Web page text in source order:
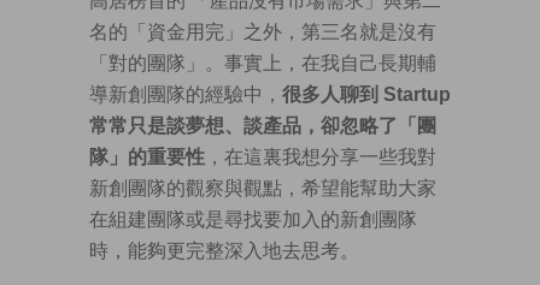
名的「資金用完」之外，第三名就是沒有
「對的團隊」。事實上，在我自己長期輔
導新創團隊的經驗中， 很多人聊到 Startup
常常只是談夢想、談產品，卻忽略了「團
隊」的重要性 ，在這裏我想分享一些我對
新創團隊的觀察與觀點，希望能幫助大家
在組建團隊或是尋找要加入的新創團隊
時，能夠更完整深入地去思考。